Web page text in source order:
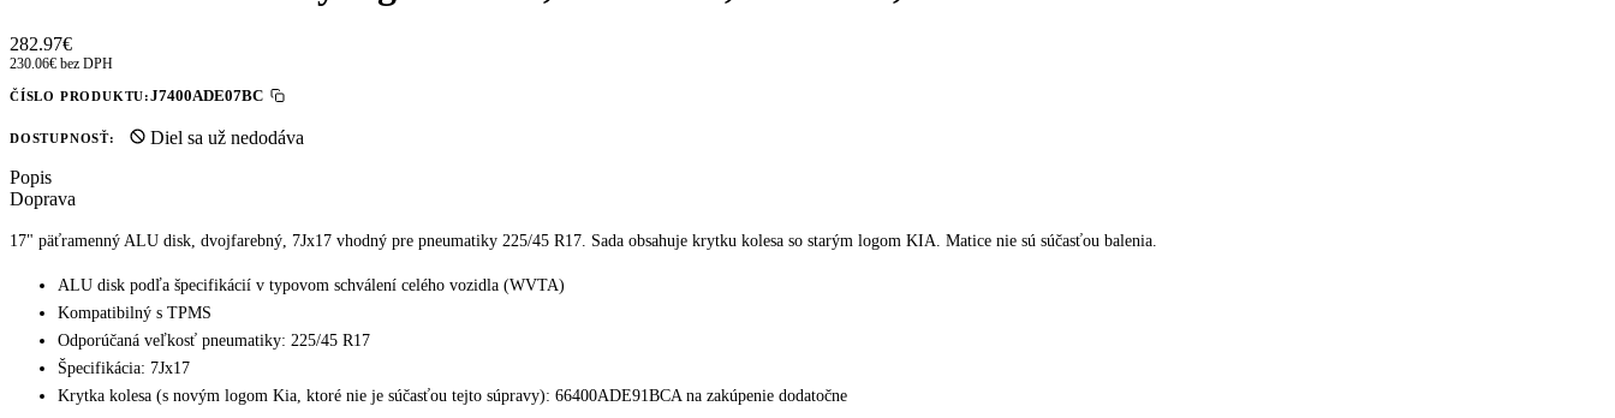
282.97€
230.06€ bez DPH
ČÍSLO PRODUKTU:J7400ADE07BC
DOSTUPNOSŤ:
Diel sa už nedodáva
Popis
Doprava
17" päťramenný ALU disk, dvojfarebný, 7Jx17 vhodný pre pneumatiky 225/45 R17. Sada obsahuje krytku kolesa so starým logom KIA. Matice nie sú súčasťou balenia.
ALU disk podľa špecifikácií v typovom schválení celého vozidla (WVTA)
Kompatibilný s TPMS
Odporúčaná veľkosť pneumatiky: 225/45 R17
Špecifikácia: 7Jx17
Krytka kolesa (s novým logom Kia, ktoré nie je súčasťou tejto súpravy): 66400ADE91BCA na zakúpenie dodatočne